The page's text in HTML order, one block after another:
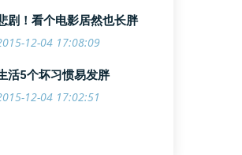
剧！看个电影居然也长胖
12-04 17:08:09
活5个坏习惯易发胖
12-04 17:02:51